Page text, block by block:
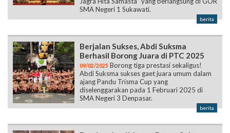
Berjalan Sukses, Abdi Suksma
Berhasil Borong Juara di PTC 2025
Abdi Suksma sukses gaet juara umum dalam
ajang Pandu Trisma Cup yang
diselenggarakan pada 1 Februari 2025 di
SMA Negeri 3 Denpasar.
berita
Bersinar Lagi! Jegeg Bagus Suksma
Sukses Raih Kemenangan
Selpa dan Cesta bersama dengan Janapria